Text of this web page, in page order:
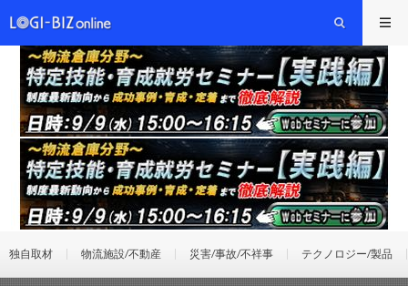
独自取材 物流施設/不動産 災害/事故/不祥事 テクノロジー/製品